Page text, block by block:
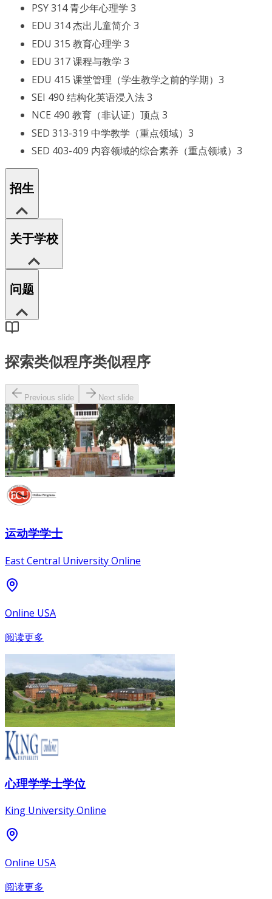
PSY 314 青少年心理学 3
EDU 314 杰出儿童简介 3
EDU 315 教育心理学 3
EDU 317 课程与教学 3
EDU 415 课堂管理（学生教学之前的学期）3
SEI 490 结构化英语浸入法 3
NCE 490 教育（非认证）顶点 3
SED 313-319 中学教学（重点领域）3
SED 403-409 内容领域的综合素养（重点领域）3
招生
关于学校
问题
探索类似程序类似程序
Previous slide Next slide
运动学学士
East Central University Online
Online USA
阅读更多
心理学学士学位
King University Online
Online USA
阅读更多